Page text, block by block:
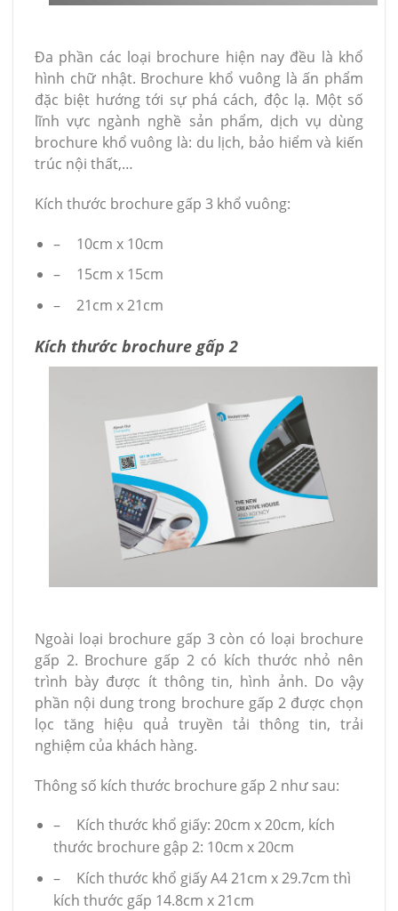
Đa phần các loại brochure hiện nay đều là khổ
hình chữ nhật. Brochure khổ vuông là ấn phẩm
đặc biệt hướng tới sự phá cách, độc lạ. Một số
lĩnh vực ngành nghề sản phẩm, dịch vụ dùng
brochure khổ vuông là: du lịch, bảo hiểm và kiến
trúc nội thất,…
Kích thước brochure gấp 3 khổ vuông:
–
10cm x 10cm
–
15cm x 15cm
–
21cm x 21cm
Kích thước brochure gấp 2
Ngoài loại brochure gấp 3 còn có loại brochure
gấp 2. Brochure gấp 2 có kích thước nhỏ nên
trình bày được ít thông tin, hình ảnh. Do vậy
phần nội dung trong brochure gấp 2 được chọn
lọc tăng hiệu quả truyền tải thông tin, trải
nghiệm của khách hàng.
Thông số kích thước brochure gấp 2 như sau:
–
Kích thước khổ giấy: 20cm x 20cm, kích
thước brochure gập 2: 10cm x 20cm
–
Kích thước khổ giấy A4 21cm x 29.7cm thì
kích thước gấp 14.8cm x 21cm